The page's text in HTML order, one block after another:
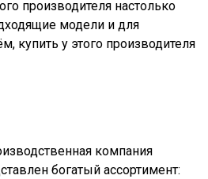
производителя настолько
модели и для
у этого производителя
компания
богатый ассортимент: